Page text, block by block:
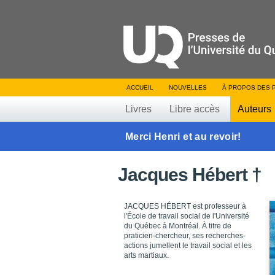
ACCUEIL NOUVELLES À PROPOS DES
Livres Libre accès Auteurs
Merci Henri et au revoir!
Jacques Hébert †
JACQUES HÉBERT est professeur à
l'École de travail social de l'Université
du Québec à Montréal. À titre de
praticien-chercheur, ses recherches-
actions jumellent le travail social et les
arts martiaux.